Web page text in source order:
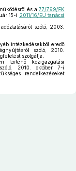
és a 77/799/EK
15-i 2011/16/EU tanácsi
szóló, 2003.
intézkedésekből eredő
szóló, 2010.
szolgálja.
történő közigazgatási
2010. október 7-i
rendelkezéseket